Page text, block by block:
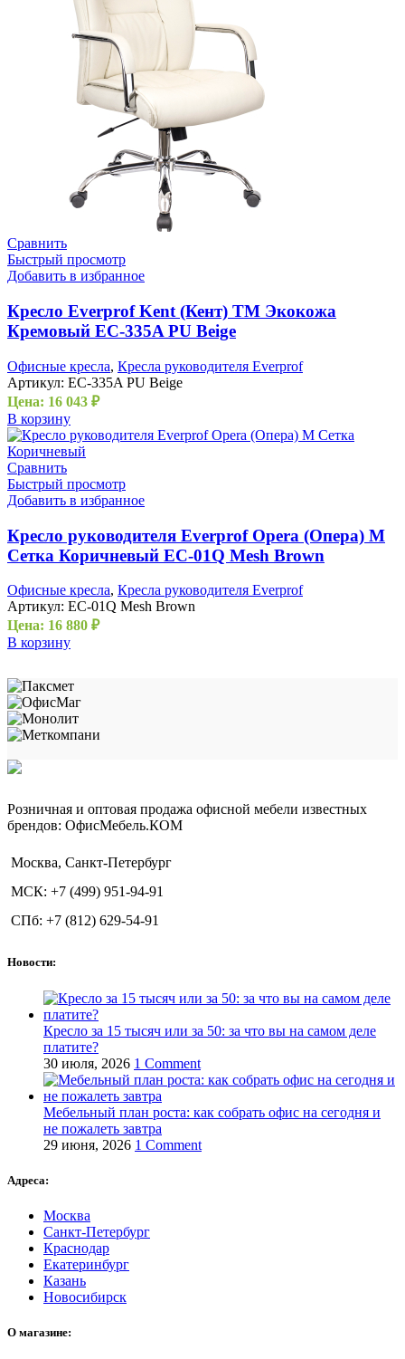
Сравнить
Быстрый просмотр
Добавить в избранное
Кресло Everprof Kent (Кент) TM Экокожа
Кремовый EC-335A PU Beige
Офисные кресла, Кресла руководителя Everprof
Артикул: EC-335A PU Beige
Цена: 16 043 ₽
В корзину
Сравнить
Быстрый просмотр
Добавить в избранное
Кресло руководителя Everprof Opera (Опера) M
Сетка Коричневый EC-01Q Mesh Brown
Офисные кресла, Кресла руководителя Everprof
Артикул: EC-01Q Mesh Brown
Цена: 16 880 ₽
В корзину
Розничная и оптовая продажа офисной мебели известных
брендов: ОфисМебель.КОМ
Москва, Санкт-Петербург
МСК: +7 (499) 951-94-91
СПб: +7 (812) 629-54-91
Новости:
Кресло за 15 тысяч или за 50: за что вы на самом деле
платите?
30 июля, 2026 1 Comment
Мебельный план роста: как собрать офис на сегодня и
не пожалеть завтра
29 июня, 2026 1 Comment
Адреса:
Москва
Санкт-Петербург
Краснодар
Екатеринбург
Казань
Новосибирск
О магазине: